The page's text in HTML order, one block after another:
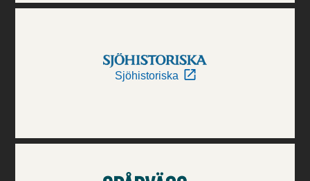
Sjöhistoriska